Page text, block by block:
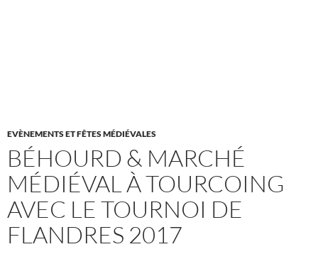
EVÈNEMENTS ET FÊTES MÉDIÉVALES
BÉHOURD & MARCHÉ
MÉDIÉVAL À TOURCOING
AVEC LE TOURNOI DE
FLANDRES 2017